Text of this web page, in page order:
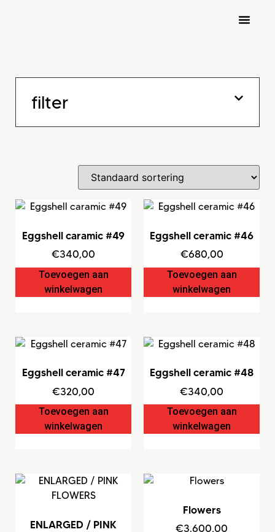
Eggshell caramic #49
€340,00
Toevoegen aan
winkelwagen
Eggshell ceramic #46
€680,00
Toevoegen aan
winkelwagen
Eggshell ceramic #47
€320,00
Toevoegen aan
winkelwagen
Eggshell ceramic #48
€340,00
Toevoegen aan
winkelwagen
ENLARGED / PINK
Flowers
€3.600,00
filter